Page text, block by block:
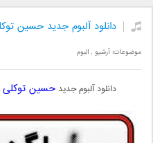
دانلود آلبوم جدید حسین
موضوعات:آرشیو ,البوم
دانلود آلبوم جدید حسین توکلی